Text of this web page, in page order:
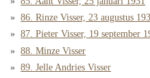
86. Rinze Visser, 23 augustus
87. Pieter Visser, 19 september
88. Minze Visser
89. Jelle Andries Visser